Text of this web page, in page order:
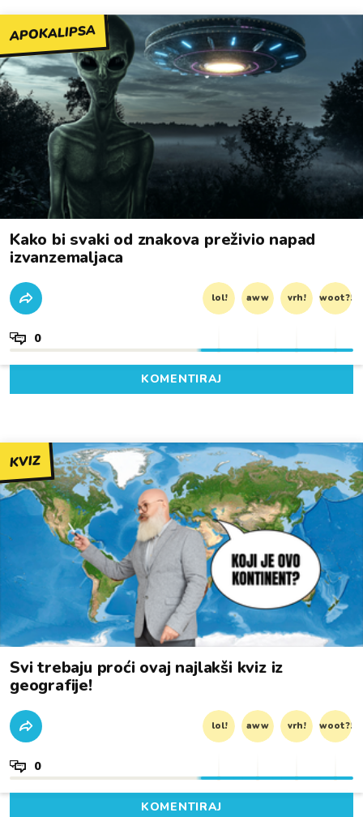
APOKALIPSA
Kako bi svaki od znakova preživio napad
izvanzemaljaca
lol! aww vrh! woot?!
0
KOMENTIRAJ
KVIZ
Svi trebaju proći ovaj najlakši kviz iz
geografije!
lol! aww vrh! woot?!
0
KOMENTIRAJ